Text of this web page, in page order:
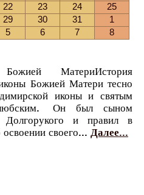
22 23 24
25
29 30 31
1
5 6 7 8
МатериИстория
Божией Матери тесно
иконы и святым
Он был сыном
Долгорукого и правил в
своего... Далее...